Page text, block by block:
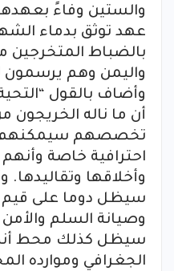
والستين وفاءً
عهد توثق بدماء
بالضباط المتخرجين
واليمن وهم يرسمون
وأضاف بالقول
أن ما ناله الخريجون
تخصصهم سيمكنهم
احترافية خاصة وأنهم
وأخلاقها
سيظل دوما على قيم
وصيانة السلم والأمن
سيظل كذلك محط
الجغرافي وموارده